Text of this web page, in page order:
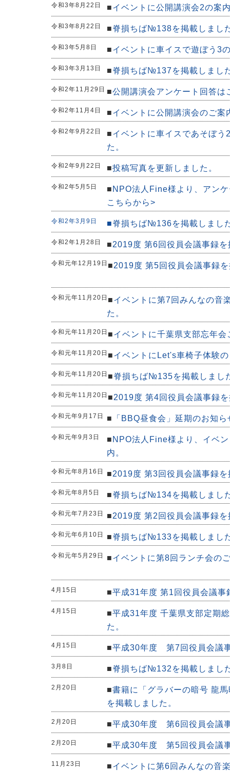
令和3年8月22日 ■イベントに公開講演会2の案
令和3年8月22日 ■脊損ちば№138を掲載しまし
令和3年5月8日 ■イベントに車イスで遊ぼう3
令和3年3月13日 ■脊損ちば№137を掲載しまし
令和2年11月29日 ■公開講演会アンケート回答は
令和2年11月4日 ■イベントに公開講演会のご案
令和2年9月22日 ■イベントに車イスであそぼう
た。
令和2年9月22日 ■投稿写真を更新しました。
令和2年5月5日 ■NPO法人Fine様より、アン
こちらから>
令和2年3月9日 ■脊損ちば№136を掲載しまし
令和2年1月28日 ■2019度 第6回役員会議事録
令和元年12月19日 ■2019度 第5回役員会議事録
令和元年11月20日 ■イベントに第7回みんなの音
た。
令和元年11月20日 ■イベントに千葉県支部忘年
令和元年11月20日 ■イベントにLet's車椅子体験
令和元年11月20日 ■脊損ちば№135を掲載しまし
令和元年11月20日 ■2019度 第4回役員会議事録
令和元年9月17日 ■ 「BBQ昼食会」延期のお知ら
令和元年9月3日 ■NPO法人Fine様より、イベ
内。
令和元年8月16日 ■2019度 第3回役員会議事録
令和元年8月5日 ■脊損ちば№134を掲載しまし
令和元年7月23日 ■2019度 第2回役員会議事録
令和元年6月10日 ■脊損ちば№133を掲載しまし
令和元年5月29日 ■イベントに第8回ランチ会の
4月15日 ■平成31年度 第1回役員会議事
4月15日 ■平成31年度 千葉県支部定期
た。
4月15日 ■平成30年度 第7回役員会議
3月8日 ■脊損ちば№132を掲載しまし
2月20日 ■書籍に「グラバーの暗号 龍
を掲載しました。
2月20日 ■平成30年度 第6回役員会議
2月20日 ■平成30年度 第5回役員会議
11月23日 ■イベントに第6回みんなの音